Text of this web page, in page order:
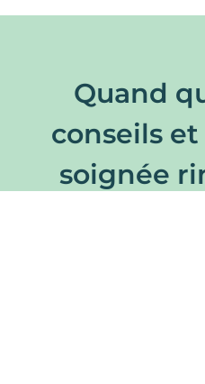
Quand
conseils
soignée